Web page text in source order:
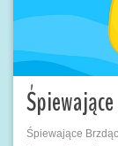
Śpiewające